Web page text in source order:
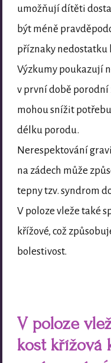
umožňují dítěti
být méně
příznaky nedostatku
Výzkumy poukazují
v první době
mohou snížit
délku porodu.
Nerespektování
na zádech může
tepny tzv. syndrom
V poloze vleže také
křížové, což
bolestivost.
V poloze
kost křížová